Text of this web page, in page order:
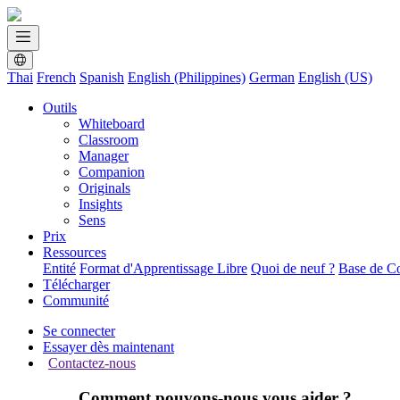
Thai French Spanish English (Philippines) German English (US)
Outils
Whiteboard
Classroom
Manager
Companion
Originals
Insights
Sens
Prix
Ressources
Entité Format d'Apprentissage Libre Quoi de neuf ? Base de
Télécharger
Communité
Se connecter
Essayer dès maintenant
Contactez-nous